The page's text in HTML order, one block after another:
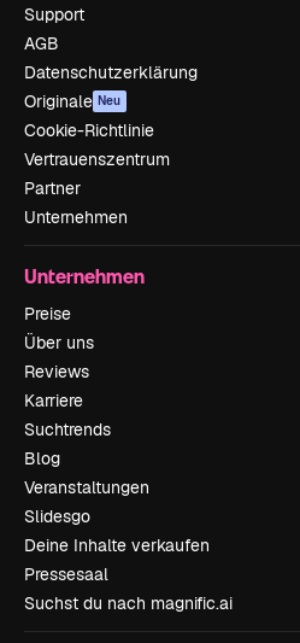
Support
AGB
Datenschutzerklärung
Originale Neu
Cookie-Richtlinie
Vertrauenszentrum
Partner
Unternehmen
Unternehmen
Preise
Über uns
Reviews
Karriere
Suchtrends
Blog
Veranstaltungen
Slidesgo
Deine Inhalte verkaufen
Pressesaal
Suchst du nach magnific.ai